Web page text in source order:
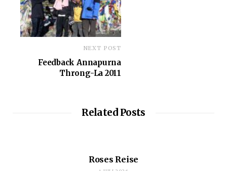
NEXT POST
Feedback Annapurna
Throng-La 2011
Related Posts
Roses Reise